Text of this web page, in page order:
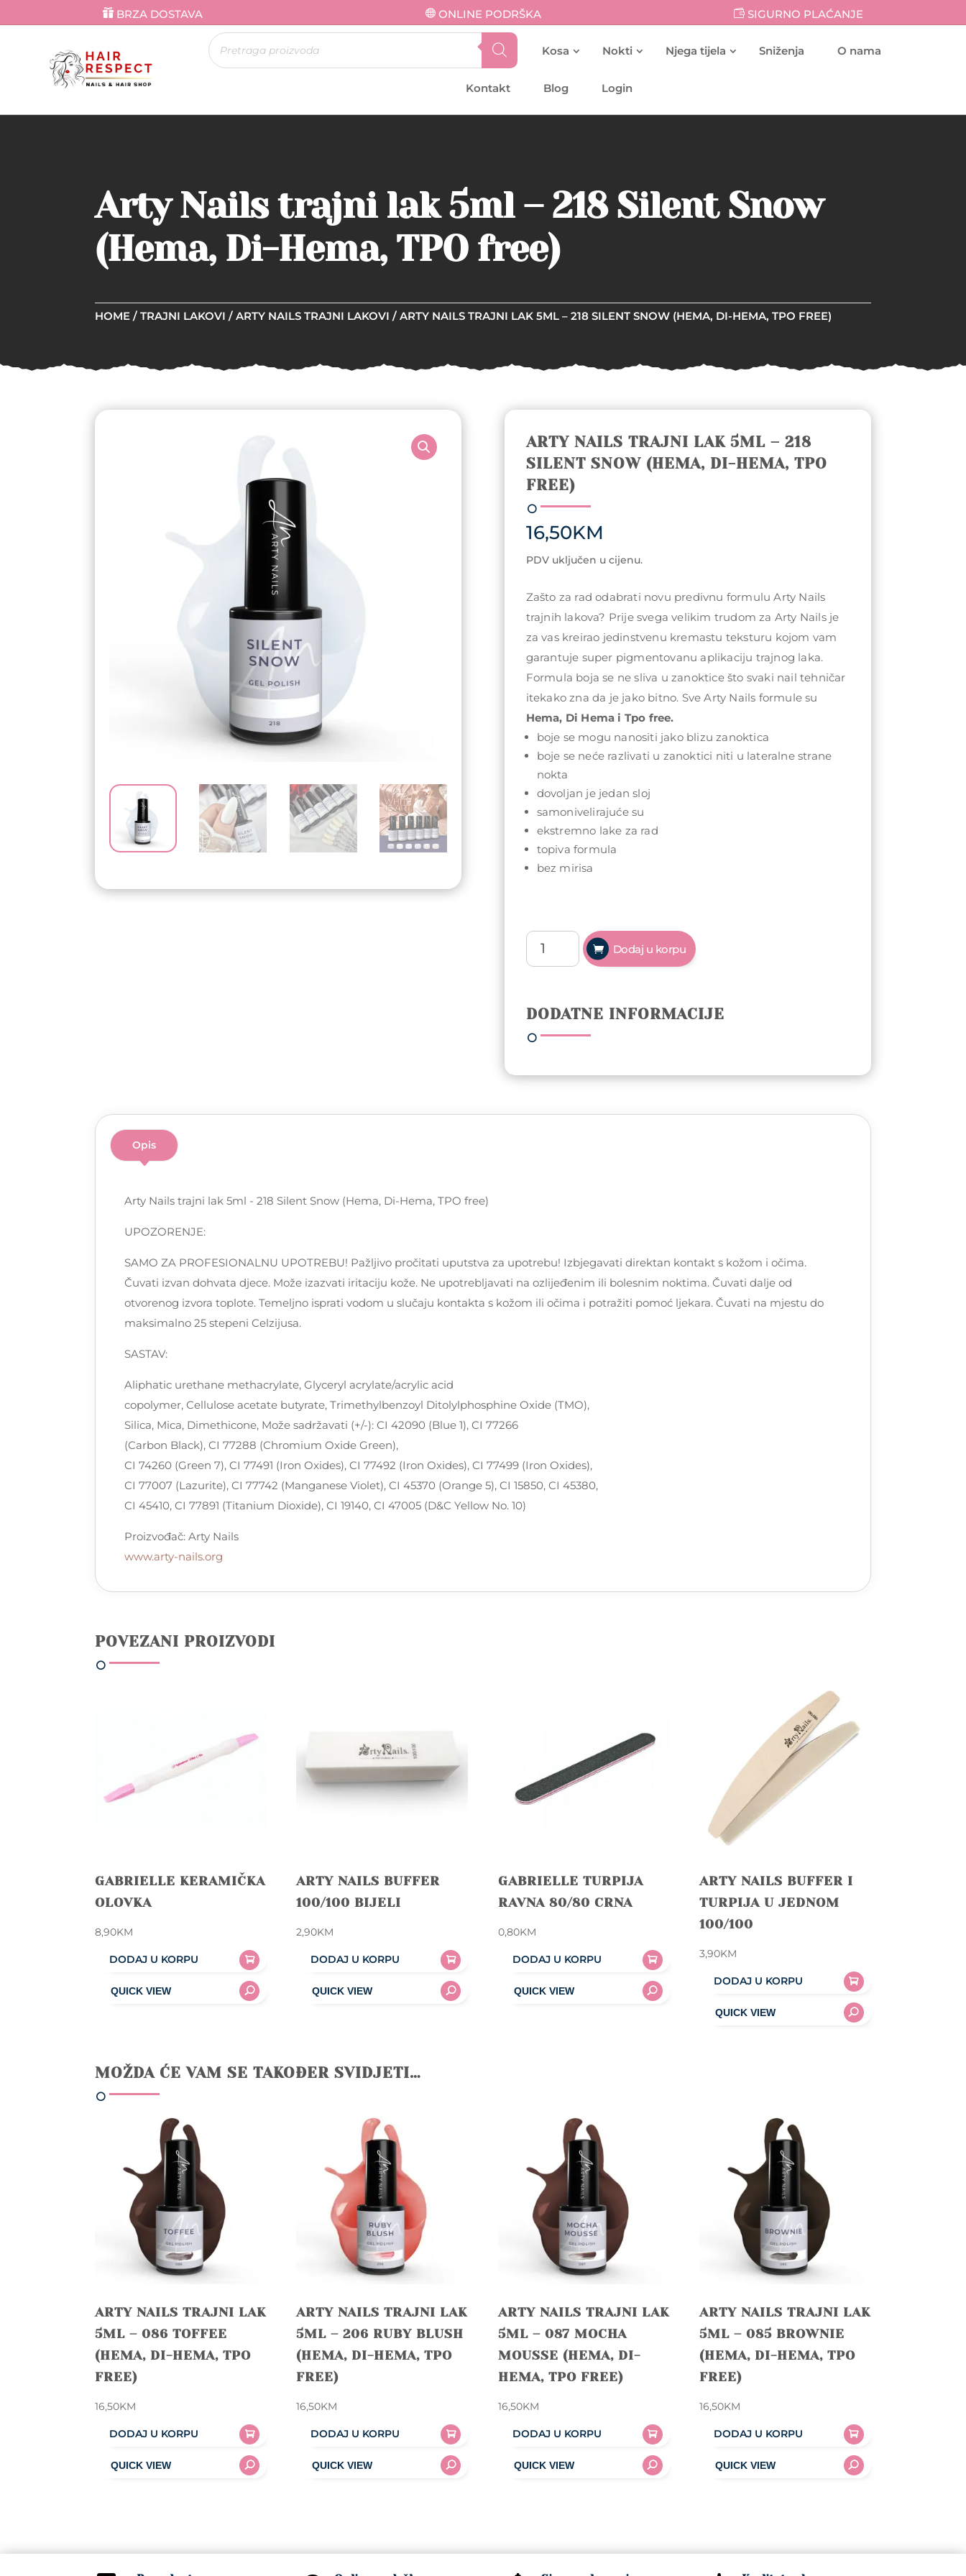
BRZA DOSTAVA ONLINE PODRŠKA SIGURNO PLAĆANJE
Products
search Kosa Nokti Njega tijela Sniženja O nama
Kontakt Blog Login
Arty Nails trajni lak 5ml – 218 Silent Snow
(Hema, Di-Hema, TPO free)
HOME / TRAJNI LAKOVI / ARTY NAILS TRAJNI LAKOVI / ARTY NAILS TRAJNI LAK 5ML – 218 SILENT SNOW (HEMA, DI-HEMA, TPO FREE)
ARTY NAILS TRAJNI LAK 5ML – 218
SILENT SNOW (HEMA, DI-HEMA, TPO
FREE)
16,50KM
PDV uključen u cijenu.
Zašto za rad odabrati novu predivnu formulu Arty Nails
trajnih lakova? Prije svega velikim trudom za Arty Nails je
za vas kreirao jedinstvenu kremastu teksturu kojom vam
garantuje super pigmentovanu aplikaciju trajnog laka.
Formula boja se ne sliva u zanoktice što svaki nail tehničar
itekako zna da je jako bitno. Sve Arty Nails formule su
Hema, Di Hema i Tpo free.
boje se mogu nanositi jako blizu zanoktica
boje se neće razlivati u zanoktici niti u lateralne strane
nokta
dovoljan je jedan sloj
samonivelirajuće su
ekstremno lake za rad
topiva formula
bez mirisa
Arty
Nails
trajni
-
218
Dodaj u korpu
DODATNE INFORMACIJE
Opis
Arty Nails trajni lak 5ml - 218 Silent Snow (Hema, Di-Hema, TPO free)
UPOZORENJE:
SAMO ZA PROFESIONALNU UPOTREBU! Pažljivo pročitati uputstva za upotrebu! Izbjegavati direktan kontakt s kožom i očima.
Čuvati izvan dohvata djece. Može izazvati iritaciju kože. Ne upotrebljavati na ozlijeđenim ili bolesnim noktima. Čuvati dalje od
otvorenog izvora toplote. Temeljno isprati vodom u slučaju kontakta s kožom ili očima i potražiti pomoć ljekara. Čuvati na mjestu do
maksimalno 25 stepeni Celzijusa.
SASTAV:
Aliphatic urethane methacrylate, Glyceryl acrylate/acrylic acid
copolymer, Cellulose acetate butyrate, Trimethylbenzoyl Ditolylphosphine Oxide (TMO),
Silica, Mica, Dimethicone, Može sadržavati (+/-): CI 42090 (Blue 1), CI 77266
(Carbon Black), CI 77288 (Chromium Oxide Green),
CI 74260 (Green 7), CI 77491 (Iron Oxides), CI 77492 (Iron Oxides), CI 77499 (Iron Oxides),
CI 77007 (Lazurite), CI 77742 (Manganese Violet), CI 45370 (Orange 5), CI 15850, CI 45380,
CI 45410, CI 77891 (Titanium Dioxide), CI 19140, CI 47005 (D&C Yellow No. 10)
Proizvođač: Arty Nails
www.arty-nails.org
POVEZANI PROIZVODI
GABRIELLE KERAMIČKA
OLOVKA
8,90KM
DODAJ U KORPU
ARTY NAILS BUFFER
100/100 BIJELI
2,90KM
DODAJ U KORPU
GABRIELLE TURPIJA
RAVNA 80/80 CRNA
0,80KM
DODAJ U KORPU
ARTY NAILS BUFFER I
TURPIJA U JEDNOM
100/100
3,90KM
DODAJ U KORPU
MOŽDA ĆE VAM SE TAKOĐER SVIDJETI…
ARTY NAILS TRAJNI LAK
5ML – 086 TOFFEE
(HEMA, DI-HEMA, TPO
FREE)
16,50KM
DODAJ U KORPU
ARTY NAILS TRAJNI LAK
5ML – 206 RUBY BLUSH
(HEMA, DI-HEMA, TPO
FREE)
16,50KM
DODAJ U KORPU
ARTY NAILS TRAJNI LAK
5ML – 087 MOCHA
MOUSSE (HEMA, DI-
HEMA, TPO FREE)
16,50KM
DODAJ U KORPU
ARTY NAILS TRAJNI LAK
5ML – 085 BROWNIE
(HEMA, DI-HEMA, TPO
FREE)
16,50KM
DODAJ U KORPU